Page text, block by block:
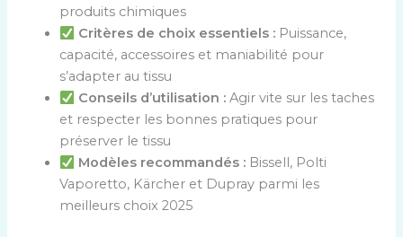
produits chimiques
Critères de choix essentiels :Puissance,
capacité, accessoires et maniabilité pour
s’adapter au tissu
Conseils d’utilisation :Agir vite sur les taches
et respecter les bonnes pratiques pour
préserver le tissu
Modèles recommandés :Bissell, Polti
Vaporetto, Kärcher et Dupray parmi les
meilleurs choix 2025